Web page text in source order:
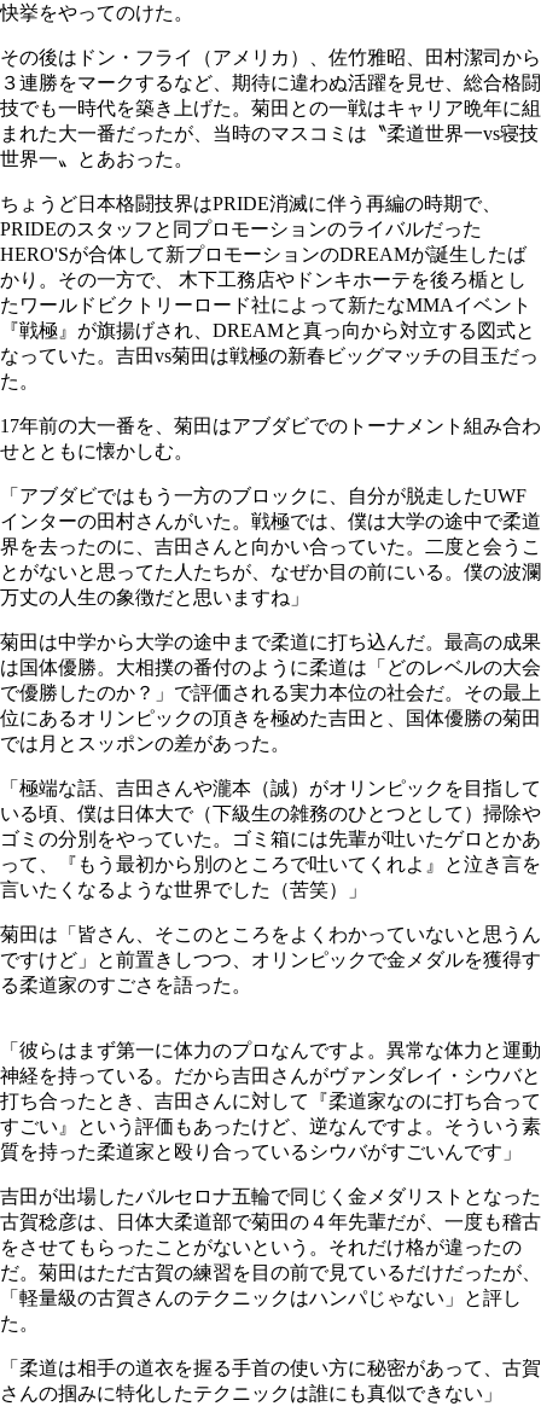
快挙をやってのけた。
その後はドン・フライ（アメリカ）、佐竹雅昭、田村潔司から
３連勝をマークするなど、期待に違わぬ活躍を見せ、総合格闘
技でも一時代を築き上げた。菊田との一戦はキャリア晩年に組
まれた大一番だったが、当時のマスコミは〝柔道世界一vs寝技
世界一〟とあおった。
ちょうど日本格闘技界はPRIDE消滅に伴う再編の時期で、
PRIDEのスタッフと同プロモーションのライバルだった
HERO'Sが合体して新プロモーションのDREAMが誕生したば
かり。その一方で、 木下工務店やドンキホーテを後ろ楯とし
たワールドビクトリーロード社によって新たなMMAイベント
『戦極』が旗揚げされ、DREAMと真っ向から対立する図式と
なっていた。吉田vs菊田は戦極の新春ビッグマッチの目玉だっ
た。
17年前の大一番を、菊田はアブダビでのトーナメント組み合わ
せとともに懐かしむ。
「アブダビではもう一方のブロックに、自分が脱走したUWF
インターの田村さんがいた。戦極では、僕は大学の途中で柔道
界を去ったのに、吉田さんと向かい合っていた。二度と会うこ
とがないと思ってた人たちが、なぜか目の前にいる。僕の波瀾
万丈の人生の象徴だと思いますね」
菊田は中学から大学の途中まで柔道に打ち込んだ。最高の成果
は国体優勝。大相撲の番付のように柔道は「どのレベルの大会
で優勝したのか？」で評価される実力本位の社会だ。その最上
位にあるオリンピックの頂きを極めた吉田と、国体優勝の菊田
では月とスッポンの差があった。
「極端な話、吉田さんや瀧本（誠）がオリンピックを目指して
いる頃、僕は日体大で（下級生の雑務のひとつとして）掃除や
ゴミの分別をやっていた。ゴミ箱には先輩が吐いたゲロとかあ
って、『もう最初から別のところで吐いてくれよ』と泣き言を
言いたくなるような世界でした（苦笑）」
菊田は「皆さん、そこのところをよくわかっていないと思うん
ですけど」と前置きしつつ、オリンピックで金メダルを獲得す
る柔道家のすごさを語った。
「彼らはまず第一に体力のプロなんですよ。異常な体力と運動
神経を持っている。だから吉田さんがヴァンダレイ・シウバと
打ち合ったとき、吉田さんに対して『柔道家なのに打ち合って
すごい』という評価もあったけど、逆なんですよ。そういう素
質を持った柔道家と殴り合っているシウバがすごいんです」
吉田が出場したバルセロナ五輪で同じく金メダリストとなった
古賀稔彦は、日体大柔道部で菊田の４年先輩だが、一度も稽古
をさせてもらったことがないという。それだけ格が違ったの
だ。菊田はただ古賀の練習を目の前で見ているだけだったが、
「軽量級の古賀さんのテクニックはハンパじゃない」と評し
た。
「柔道は相手の道衣を握る手首の使い方に秘密があって、古賀
さんの掴みに特化したテクニックは誰にも真似できない」